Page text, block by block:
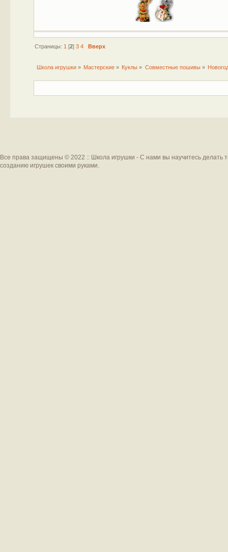
Страницы: 1 [2] 3 4 Вверх
Школа игрушки» Мастерские » Куклы » Совместные пошивы»
Все права защищены © 2022 :: Школа игрушки - С нами вы научитесь делать
созданию игрушек своими руками.